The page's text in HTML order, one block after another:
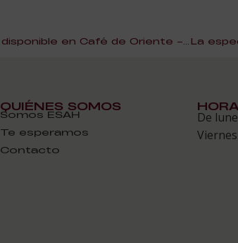
El ‘Filete VI de Oriente’ disponible en Café de Oriente – #tapasolidariaESAH
QUIÉNES SOMOS
Somos ESAH
Te esperamos
Contacto
De